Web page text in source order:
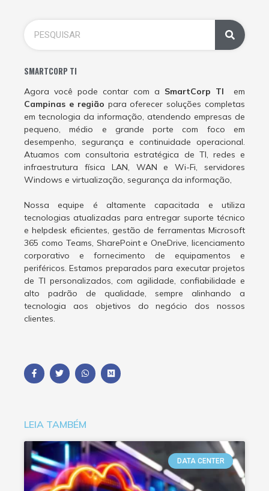
SMARTCORP TI
Agora você pode contar com a SmartCorp TI em
Campinas e região para oferecer soluções completas
em tecnologia da informação, atendendo empresas de
pequeno, médio e grande porte com foco em
desempenho, segurança e continuidade operacional.
Atuamos com consultoria estratégica de TI, redes e
infraestrutura física LAN, WAN e Wi-Fi, servidores
Windows e virtualização, segurança da informação,
Nossa equipe é altamente capacitada e utiliza
tecnologias atualizadas para entregar suporte técnico
e helpdesk eficientes, gestão de ferramentas Microsoft
365 como Teams, SharePoint e OneDrive, licenciamento
corporativo e fornecimento de equipamentos e
periféricos. Estamos preparados para executar projetos
de TI personalizados, com agilidade, confiabilidade e
alto padrão de qualidade, sempre alinhando a
tecnologia aos objetivos do negócio dos nossos
clientes.
LEIA TAMBÉM
DATA CENTER